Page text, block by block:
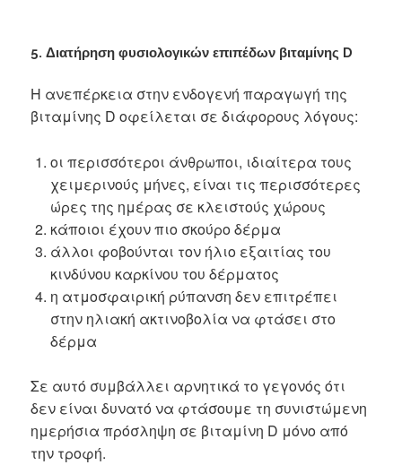
5. Διατήρηση φυσιολογικών επιπέδων βιταμίνης D
Η ανεπέρκεια στην ενδογενή παραγωγή της
βιταμίνης D οφείλεται σε διάφορους λόγους:
οι περισσότεροι άνθρωποι, ιδιαίτερα τους
χειμερινούς μήνες, είναι τις περισσότερες
ώρες της ημέρας σε κλειστούς χώρους
κάποιοι έχουν πιο σκούρο δέρμα
άλλοι φοβούνται τον ήλιο εξαιτίας του
κινδύνου καρκίνου του δέρματος
η ατμοσφαιρική ρύπανση δεν επιτρέπει
στην ηλιακή ακτινοβολία να φτάσει στο
δέρμα
Σε αυτό συμβάλλει αρνητικά το γεγονός ότι
δεν είναι δυνατό να φτάσουμε τη συνιστώμενη
ημερήσια πρόσληψη σε βιταμίνη D μόνο από
την τροφή.